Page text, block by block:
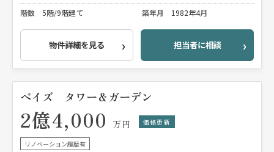
階数
5階/9階建て 築年月 1982年4月
物件詳細を見る 担当者に相談
ベイズ タワー＆ガーデン
2億4,000 万円 価格更新
リノベーション履歴有